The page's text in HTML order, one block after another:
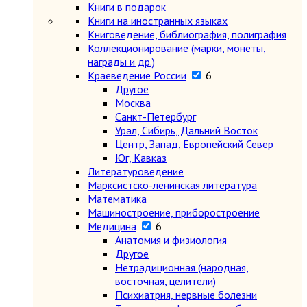
Книги в подарок
Книги на иностранных языках
Книговедение, библиография, полиграфия
Коллекционирование (марки, монеты,
награды и др.)
Краеведение России
6
Другое
Москва
Санкт-Петербург
Урал, Сибирь, Дальний Восток
Центр, Запад, Европейский Север
Юг, Кавказ
Литературоведение
Марксистско-ленинская литература
Математика
Машиностроение, приборостроение
Медицина
6
Анатомия и физиология
Другое
Нетрадиционная (народная,
восточная, целители)
Психиатрия, нервные болезни